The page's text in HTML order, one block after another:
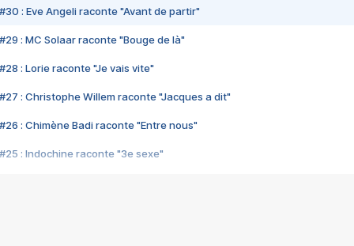
#30 : Eve Angeli raconte "Avant de partir"
#29 : MC Solaar raconte "Bouge de là"
#28 : Lorie raconte "Je vais vite"
#27 : Christophe Willem raconte "Jacques a dit"
#26 : Chimène Badi raconte "Entre nous"
#25 : Indochine raconte "3e sexe"